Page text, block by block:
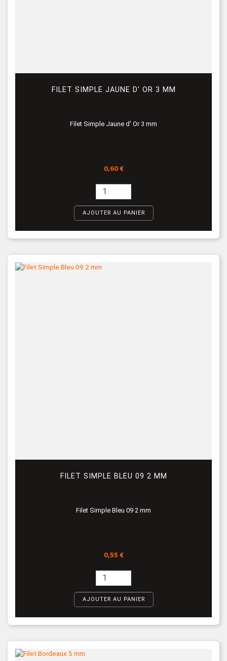
FILET SIMPLE JAUNE D' OR 3 MM
Filet Simple Jaune d' Or 3 mm
Prix
0,60 €
AJOUTER AU PANIER
FILET SIMPLE BLEU 09 2 MM
Filet Simple Bleu 09 2 mm
Prix
0,55 €
AJOUTER AU PANIER